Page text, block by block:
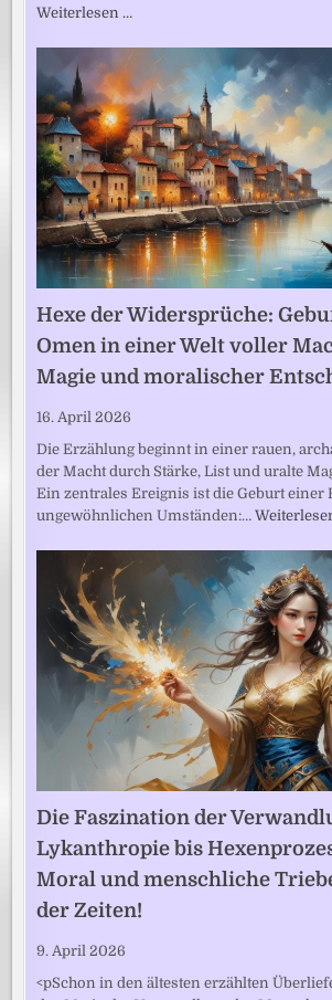
Weiterlesen …
Hexe der Widersprüche:
Omen in einer Welt voller
Magie und moralischer
16. April 2026
Die Erzählung beginnt in einer rauen,
der Macht durch Stärke, List und uralte
Ein zentrales Ereignis ist die Geburt einer
ungewöhnlichen Umständen:…
Die Faszination der
Lykanthropie bis
Moral und menschliche
der Zeiten!
9. April 2026
<pSchon in den ältesten erzählten